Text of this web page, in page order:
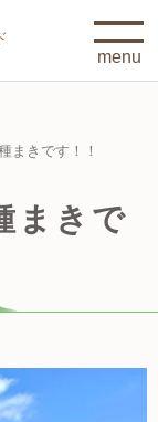
まきです！！
まきで